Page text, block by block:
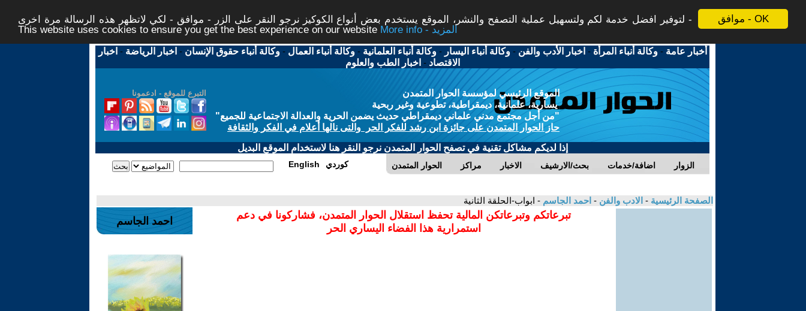
موافق - OK
لتوفير افضل خدمة لكم ولتسهيل عملية التصفح والنشر، الموقع يستخدم بعض أنواع الكوكيز نرجو النقر على الزر - موافق - لكي لاتظهر هذه الرسالة مرة اخرى -
This website uses cookies to ensure you get the best experience on our website
More info - المزيد
أخبار عامة -وكالة أنباء المرأة - اخبار الأدب والفن -وكالة أنباء اليسار -وكالة أنباء العلمانية -وكالة أنباء العمال -وكالة أنباء حقوق الإنسان - اخبار الرياضة - اخبار
الاقتصاد - اخبار الطب والعلوم
التبرع للموقع - ادعمونا
الموقع الرئيسي لمؤسسة الحوار المتمدن
يسارية، علمانية، ديمقراطية، تطوعية وغير ربحية
"من أجل مجتمع مدني علماني ديمقراطي حديث يضمن الحرية والعدالة الاجتماعية للجميع"
حاز الحوار المتمدن على جائزة ابن رشد للفكر الحر والتى نالها أعلام في الفكر والثقافة
إذا لديكم مشاكل تقنية في تصفح الحوار المتمدن نرجو النقر هنا لاستخدام الموقع البديل
الحوار المتمدن مراكز الاخبار بحث/الارشيف اضافة/خدمات الزوار English كوردي
الصفحة الرئيسية - الادب والفن - احمد الجاسم - ابواب-الحلقة الثانية
تبرعاتكم وتبرعاتكن المالية تحفظ استقلال الحوار المتمدن، فشاركونا في دعم
استمرارية هذا الفضاء اليساري الحر
احمد الجاسم